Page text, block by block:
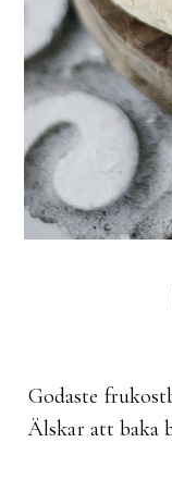
Godaste
Älskar att baka